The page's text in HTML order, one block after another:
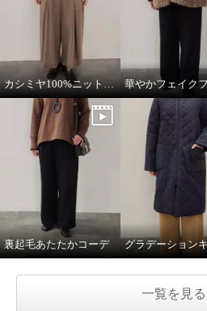
カシミヤ100%ニットマフラー
裏起毛あたたかコーデ
一覧を見る